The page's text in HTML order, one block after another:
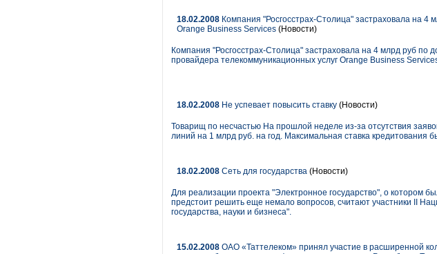
18.02.2008 Компания "Росгосстрах-Столица" застраховала на
Orange Business Services (Новости)
Компания "Росгосстрах-Столица" застраховала на 4 млрд руб по
провайдера телекоммуникационных услуг Orange Business
18.02.2008 Не успевает повысить ставку (Новости)
Товарищ по несчастью На прошлой неделе из-за отсутствия
линий на 1 млрд руб. на год. Максимальная ставка кредитования
18.02.2008 Сеть для государства (Новости)
Для реализации проекта "Электронное государство", о котором
предстоит решить еще немало вопросов, считают участники II
государства, науки и бизнеса".
15.02.2008 ОАО «Таттелеком» принял участие в расширенной